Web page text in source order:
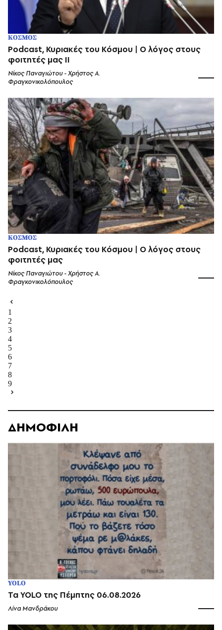
ΚΟΣΜΟΣ
Podcast, Κυριακές του Κόσμου | Ο λόγος στους
φοιτητές μας II
Νίκος Παναγιώτου - Χρήστος Α.
Φραγκονικολόπουλος
ΚΟΣΜΟΣ
Podcast, Κυριακές του Κόσμου | Ο λόγος στους
φοιτητές μας
Νίκος Παναγιώτου - Χρήστος Α.
Φραγκονικολόπουλος
1
2
3
4
5
6
7
8
9
ΔΗΜΟΦΙΛΗ
YOLO
Τα YOLO της Πέμπτης 06.08.2026
Λίνα Μανδράκου